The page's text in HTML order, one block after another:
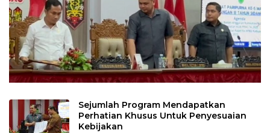
Sejumlah Program Mendapatkan
Perhatian Khusus Untuk Penyesuaian
Kebijakan